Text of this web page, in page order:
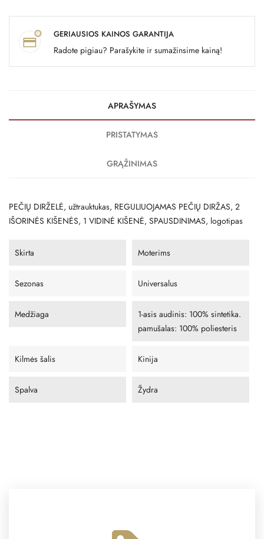
GERIAUSIOS KAINOS GARANTIJA
Radote pigiau? Parašykite ir sumažinsime kainą!
APRAŠYMAS
PRISTATYMAS
GRĄŽINIMAS
PEČIŲ DIRŽELĖ, užtrauktukas, REGULIUOJAMAS PEČIŲ DIRŽAS, 2
IŠORINĖS KIŠENĖS, 1 VIDINĖ KIŠENĖ, SPAUSDINIMAS, logotipas
Skirta Moterims
Sezonas Universalus
Medžiaga
1-asis audinis: 100% sintetika.
pamušalas: 100% poliesteris
Kilmės šalis Kinija
Spalva Žydra